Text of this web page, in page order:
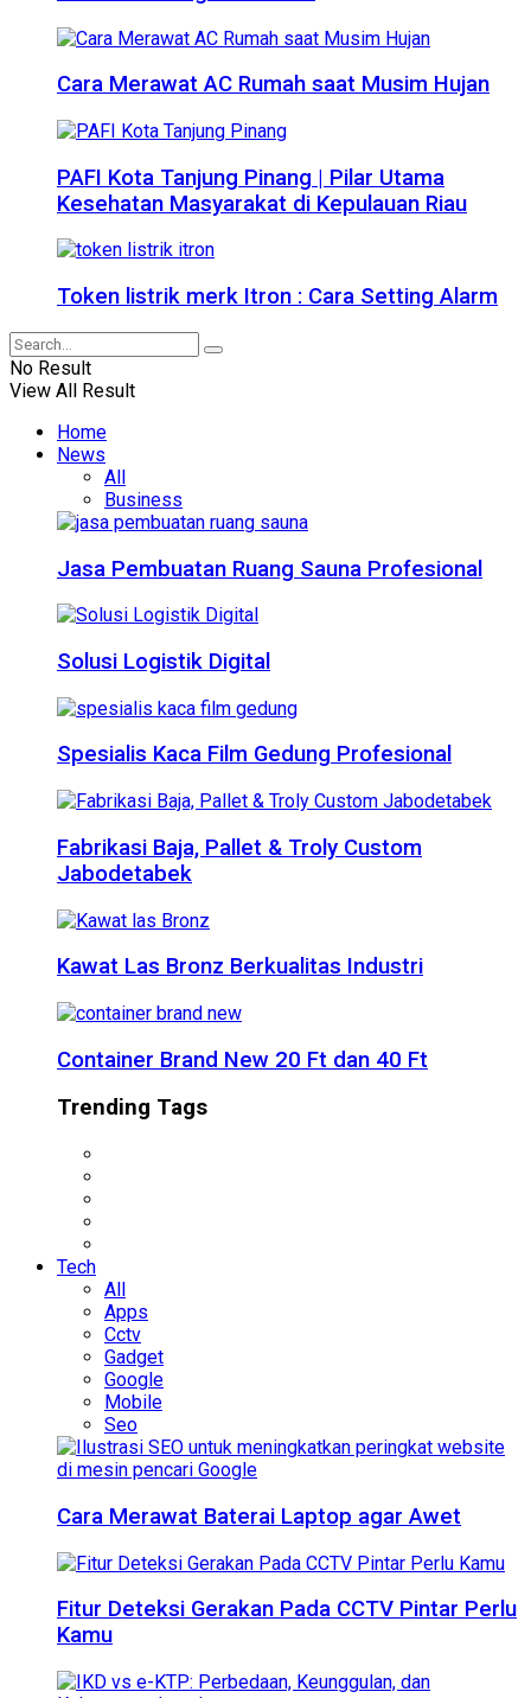
Cara Merawat AC Rumah saat Musim Hujan
PAFI Kota Tanjung Pinang | Pilar Utama
Kesehatan Masyarakat di Kepulauan Riau
Token listrik merk Itron : Cara Setting Alarm
No Result
View All Result
Home
News
All
Business
Jasa Pembuatan Ruang Sauna Profesional
Solusi Logistik Digital
Spesialis Kaca Film Gedung Profesional
Fabrikasi Baja, Pallet & Troly Custom
Jabodetabek
Kawat Las Bronz Berkualitas Industri
Container Brand New 20 Ft dan 40 Ft
Trending Tags
Tech
All
Apps
Cctv
Gadget
Google
Mobile
Seo
Cara Merawat Baterai Laptop agar Awet
Fitur Deteksi Gerakan Pada CCTV Pintar Perlu
Kamu